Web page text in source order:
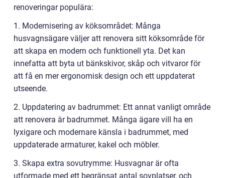
renoveringar populära:
1. Modernisering av köksområdet: Många
husvagnsägare väljer att renovera sitt köksområde för
att skapa en modern och funktionell yta. Det kan
innefatta att byta ut bänkskivor, skåp och vitvaror för
att få en mer ergonomisk design och ett uppdaterat
utseende.
2. Uppdatering av badrummet: Ett annat vanligt område
att renovera är badrummet. Många ägare vill ha en
lyxigare och modernare känsla i badrummet, med
uppdaterade armaturer, kakel och möbler.
3. Skapa extra sovutrymme: Husvagnar är ofta
utformade med ett begränsat antal sovplatser, och